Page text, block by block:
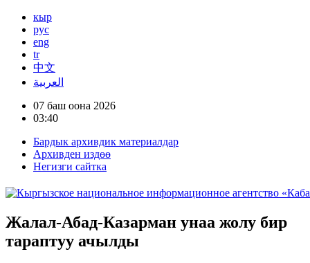
кыр
рус
eng
tr
中文
العربية
07 баш оона 2026
03:40
Бардык архивдик материалдар
Архивден издөө
Негизги сайтка
Жалал-Абад-Казарман унаа жолу бир
тараптуу ачылды